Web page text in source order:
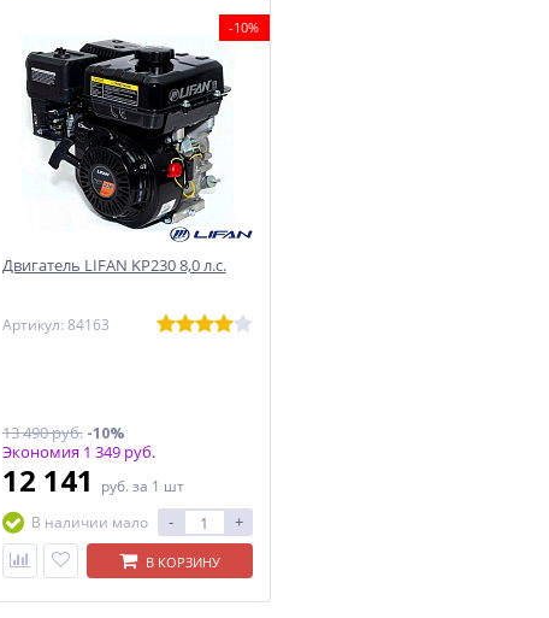
-10%
Двигатель LIFAN KP230 8,0 л.с.
Артикул: 84163
13 490 руб.-10%
Экономия 1 349 руб.
12 141 руб. за 1 шт
В наличии мало
- +
В КОРЗИНУ